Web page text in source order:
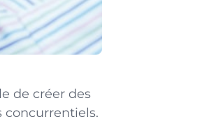
de créer des
concurrentiels.